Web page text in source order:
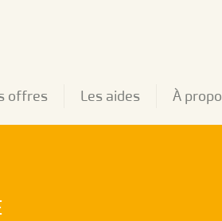
offres Les aides À